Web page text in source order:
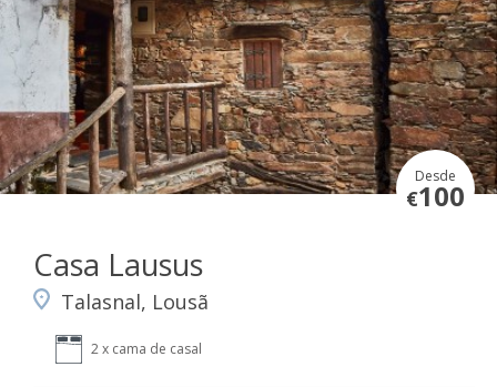
Desde
€100
Casa Lausus
Talasnal, Lousã
2 x cama de casal